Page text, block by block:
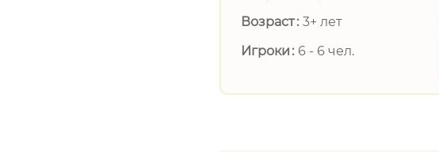
Возраст 3+ лет
Игроки
6 - 6 чел.